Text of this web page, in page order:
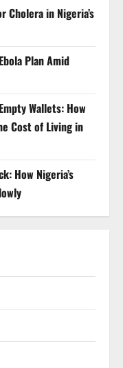
Cholera in Nigeria’s
Plan Amid
Wallets: How
Cost of Living in
How Nigeria’s